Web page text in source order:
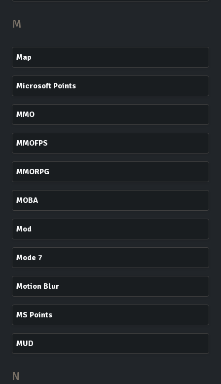
M
Map
Microsoft Points
MMO
MMOFPS
MMORPG
MOBA
Mod
Mode 7
Motion Blur
MS Points
MUD
N